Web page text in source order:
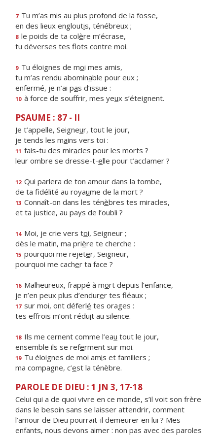
7 Tu m’as mis au plus profond de la fosse,
en des lieux engloutis, ténébreux ;
8 le poids de ta colère m’écrase,
tu déverses tes flots contre moi.
9 Tu éloignes de moi mes amis,
tu m’as rendu abominable pour eux ;
enfermé, je n’ai pas d’issue :
10 à force de souffrir, mes yeux s’éteignent.
PSAUME : 87 - II
Je t’appelle, Seigneur, tout le jour,
je tends les mains vers toi :
11 fais-tu des miracles pour les morts ?
leur ombre se dresse-t-elle pour t’acclamer ?
12 Qui parlera de ton amour dans la tombe,
de ta fidélité au royaume de la mort ?
13 Connaît-on dans les ténèbres tes miracles,
et ta justice, au pays de l’oubli ?
14 Moi, je crie vers toi, Seigneur ;
dès le matin, ma prière te cherche :
15 pourquoi me rejeter, Seigneur,
pourquoi me cacher ta face ?
16 Malheureux, frappé à mort depuis l’enfance,
je n’en peux plus d’endurer tes fléaux ;
17 sur moi, ont déferlé tes orages :
tes effrois m’ont réduit au silence.
18 Ils me cernent comme l’eau tout le jour,
ensemble ils se referment sur moi.
19 Tu éloignes de moi amis et familiers ;
ma compagne, c’est la ténèbre.
PAROLE DE DIEU : 1 JN 3, 17-18
Celui qui a de quoi vivre en ce monde, s’il voit son frère
dans le besoin sans se laisser attendrir, comment
l’amour de Dieu pourrait-il demeurer en lui ? Mes
enfants, nous devons aimer : non pas avec des paroles